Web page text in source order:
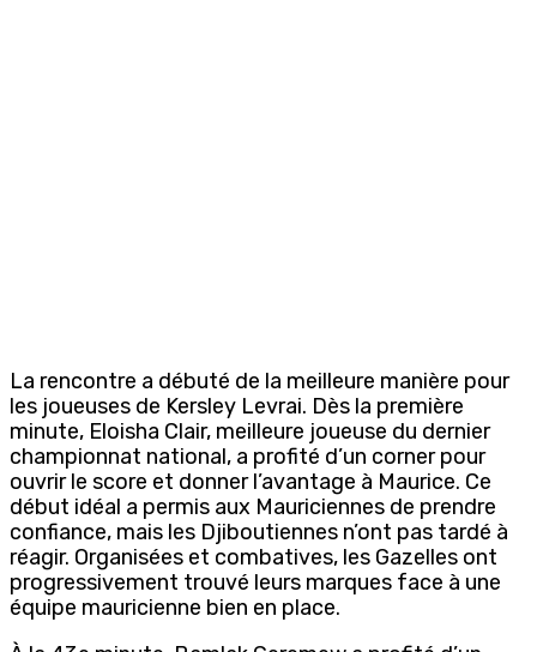
La rencontre a débuté de la meilleure manière pour
les joueuses de Kersley Levrai. Dès la première
minute, Eloisha Clair, meilleure joueuse du dernier
championnat national, a profité d’un corner pour
ouvrir le score et donner l’avantage à Maurice. Ce
début idéal a permis aux Mauriciennes de prendre
confiance, mais les Djiboutiennes n’ont pas tardé à
réagir. Organisées et combatives, les Gazelles ont
progressivement trouvé leurs marques face à une
équipe mauricienne bien en place.